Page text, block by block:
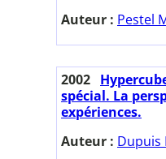
Auteur : Pestel
2002
spécial. La
expériences.
Auteur : Dupuis